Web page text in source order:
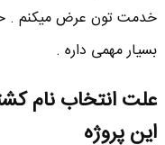
خدمت تون عرض میکنم .
بسیار مهمی داره .
این پروژه